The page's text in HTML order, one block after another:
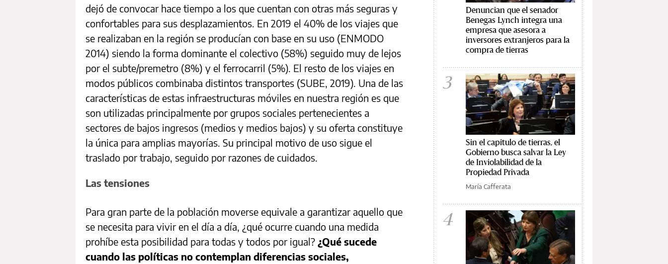
dejó de convocar hace tiempo a los que cuentan con otras más seguras y
confortables para sus desplazamientos. En 2019 el 40% de los viajes que
se realizaban en la región se producían con base en su uso (ENMODO
2014) siendo la forma dominante el colectivo (58%) seguido muy de lejos
por el subte/premetro (8%) y el ferrocarril (5%). El resto de los viajes en
modos públicos combinaba distintos transportes (SUBE, 2019). Una de las
características de estas infraestructuras móviles en nuestra región es que
son utilizadas principalmente por grupos sociales pertenecientes a
sectores de bajos ingresos (medios y medios bajos) y su oferta constituye
la única para amplias mayorías. Su principal motivo de uso sigue el
traslado por trabajo, seguido por razones de cuidados.
Las tensiones
Para gran parte de la población moverse equivale a garantizar aquello que
se necesita para vivir en el día a día, ¿qué ocurre cuando una medida
prohíbe esta posibilidad para todas y todos por igual? ¿Qué sucede
cuando las políticas no contemplan diferencias sociales,
Denuncian que el senador
Benegas Lynch integra una
empresa que asesora a
inversores extranjeros para la
compra de tierras
3
Sin el capítulo de tierras, el
Gobierno busca salvar la Ley
de Inviolabilidad de la
Propiedad Privada
María Cafferata
4